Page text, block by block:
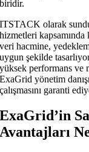
biridir.
ITSTACK olarak
hizmetleri
veri hacmine,
uygun şekilde
yüksek performans ve
ExaGrid yönetim
çalışmasını garanti
ExaGrid’in
Avantajları